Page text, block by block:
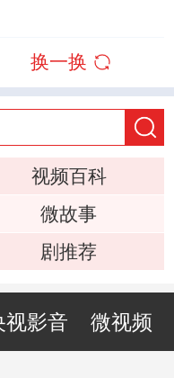
换一换
视频百科
微故事
剧推荐
视影音 微视频